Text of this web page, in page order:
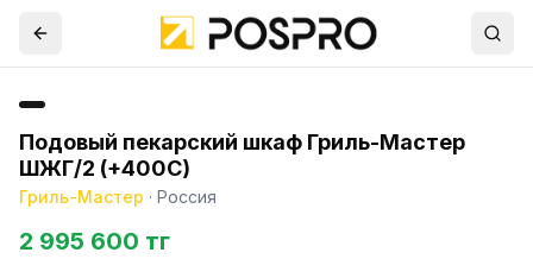
Подовый пекарский шкаф Гриль-Мастер
ШЖГ/2 (+400C)
Гриль-Мастер · Россия
2 995 600 тг